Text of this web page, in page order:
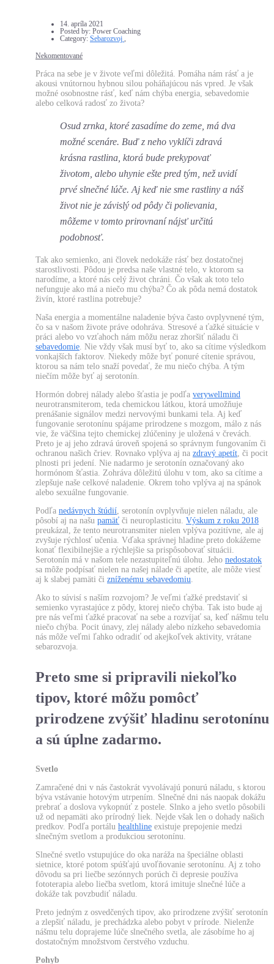
14. apríla 2021
Posted by: Power Coaching
Category: Sebarozvoj ,
Nekomentované
Práca na sebe je v živote veľmi dôležitá. Pomáha nám rásť a je
akousi vnútornou hybnou silou poháňajúcou nás vpred. Je však
možné osobnostne rásť, keď nám chýba energia, sebavedomie
alebo celková radosť zo života?
Osud zrnka, ktoré zasadíme do zeme, má dva
možné scenáre. Buď z neho vyklíči zdravá
krásna rastlina, ktorá bude prekypovať
životom, alebo uhynie ešte pred tým, než uvidí
prvé slnečné lúče. Aj keď nie sme rastliny a náš
život nie je závislý od pôdy či polievania,
môžeme v tomto prirovnaní nájsť určitú
podobnosť.
Tak ako semienko, ani človek nedokáže rásť bez dostatočnej
starostlivosti. Pôdou je predsa naše vlastné telo, v ktorom sa
narodíme, a ktoré nás celý život chráni. Čo však ak toto telo
nefunguje ako má a niečo mu chýba? Čo ak pôda nemá dostatok
živín, ktoré rastlina potrebuje?
Naša energia a momentálne naladenie býva často ovplyvnené tým,
čo sa v našom živote práve odohráva. Stresové a ťažké situácie v
práci alebo vo vzťahoch nám môžu neraz zhoršiť náladu či
sebavedomie. Nie vždy však musí byť to, ako sa cítime výsledkom
vonkajších faktorov. Niekedy môže byť ponuré cítenie správou,
ktorou sa nám telo snaží povedať, že mu niečo chýba. A tým
niečím môže byť aj serotonín.
Hormón dobrej nálady alebo šťastia je podľa verywellmind
neurotransmiterom, teda chemickou látkou, ktorá umožňuje
prenášanie signálov medzi nervovými bunkami tela. Aj keď
fungovanie serotonínu spájame prirodzene s mozgom, málo z nás
vie, že väčšina tejto chemickej zlúčeniny je uložená v črevách.
Preto je aj jeho zdravá úroveň spojená so správnym fungovaním či
ochranou našich čriev. Rovnako vplýva aj na zdravý apetít, či pocit
plnosti pri jedení. Nie nadarmo je serotonín označovaný ako
hormónom šťastia. Zohráva dôležitú úlohu v tom, ako sa cítime a
zlepšuje naše celkové naladenie. Okrem toho vplýva aj na spánok
alebo sexuálne fungovanie.
Podľa nedávnych štúdií, serotonín ovplyvňuje nielen náladu, ale
pôsobí aj na našu pamäť či neuroplasticitu. Výskum z roku 2018
preukázal, že tento neurotransmiter nielen vplýva pozitívne, ale aj
zvyšuje rýchlosť učenia. Vďaka správnej hladine preto dokážeme
konať flexibilnejšie a rýchlejšie sa prispôsobovať situácii.
Serotonín má v našom tele nezastupiteľnú úlohu. Jeho nedostatok
sa môže podpísať nielen na našej nálade či apetíte, ale môže viesť
aj k slabej pamäti či zníženému sebavedomiu.
Ako to súvisí s naším rozvojom? Je veľmi ťažké predstaviť si
semienko vyrastajúce z pôdy, ktorej niečo chýba. Tak isto bude aj
pre nás veľmi ťažké pracovať na sebe a rozvíjať sa, keď nášmu telu
niečo chýba. Pocit únavy, zlej nálady alebo nízkeho sebavedomia
nás môže veľmi ľahko odradiť od akejkoľvek aktivity, vrátane
sebarozvoja.
Preto sme si pripravili niekoľko
tipov, ktoré môžu pomôcť
prirodzene zvýšiť hladinu serotonínu
a sú úplne zadarmo.
Svetlo
Zamračené dni v nás častokrát vyvolávajú ponurú náladu, s ktorou
býva vstávanie hotovým utrpením. Slnečné dni nás naopak dokážu
prebrať a doslova vykopnúť z postele. Slnko a jeho svetlo pôsobili
už od nepamäti ako prírodný liek. Nejde však len o dohady našich
predkov. Podľa portálu healthline existuje prepojenie medzi
slnečným svetlom a produkciou serotonínu.
Slnečné svetlo vstupujúce do oka naráža na špeciálne oblasti
sietnice, ktoré potom spúšťajú uvoľňovanie serotonínu. Aj z toho
dôvodu sa pri liečbe sezónnych porúch či depresie používa
fototerapia alebo liečba svetlom, ktorá imituje slnečné lúče a
dokáže tak povzbudiť náladu.
Preto jedným z osvedčených tipov, ako prirodzene zvýšiť serotonín
a zlepšiť náladu, je prechádzka alebo pobyt v prírode. Nielenže
nášmu telu doprajeme lúče slnečného svetla, ale zásobíme ho aj
dostatočným množstvom čerstvého vzduchu.
Pohyb